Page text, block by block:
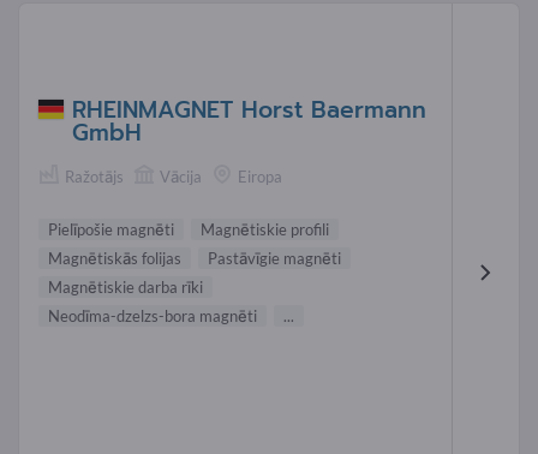
RHEINMAGNET Horst Baermann
GmbH
Ražotājs Vācija Eiropa
Pielīpošie magnēti
Magnētiskie profili
Magnētiskās folijas
Pastāvīgie magnēti
Magnētiskie darba rīki
Neodīma-dzelzs-bora magnēti
...